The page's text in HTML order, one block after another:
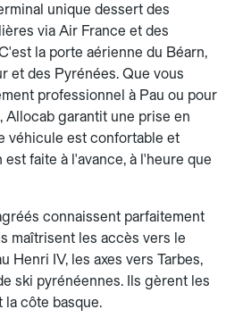
unique dessert des
via Air France et des
la porte aérienne du Béarn,
et des Pyrénées. Que vous
professionnel à Pau ou pour
Allocab garantit une prise en
véhicule est confortable et
faite à l'avance, à l'heure que
connaissent parfaitement
maîtrisent les accès vers le
Henri IV, les axes vers Tarbes,
ski pyrénéennes. Ils gèrent les
la côte basque.